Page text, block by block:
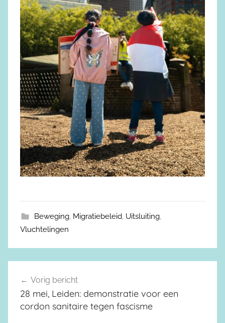
Beweging, Migratiebeleid, Uitsluiting,
Vluchtelingen
Berichtnavigatie
Vorig bericht
28 mei, Leiden: demonstratie voor een
cordon sanitaire tegen fascisme